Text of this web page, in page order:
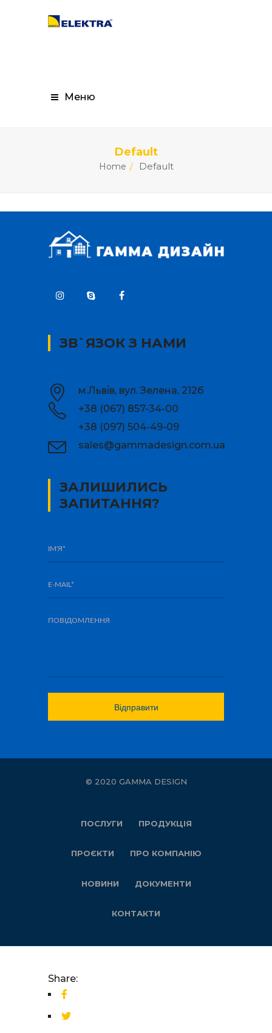
Меню
Default
Home Default
ЗВ`ЯЗОК З НАМИ
м.Львів, вул. Зелена, 212б
+38 (067) 857-34-00
+38 (097) 504-49-09
sales@gammadesign.com.ua
ЗАЛИШИЛИСЬ
ЗАПИТАННЯ?
© 2020 GAMMA DESIGN
ПОСЛУГИ ПРОДУКЦІЯ
ПРОЄКТИ ПРО КОМПАНІЮ
НОВИНИ ДОКУМЕНТИ
КОНТАКТИ
Share: